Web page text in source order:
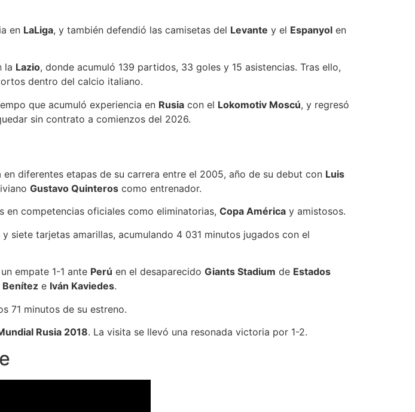
en LaLiga, y también defendió las camisetas del Levante y el Espanyol en
la Lazio, donde acumuló 139 partidos, 33 goles y 15 asistencias. Tras ello,
dentro del calcio italiano.
que acumuló experiencia en Rusia con el Lokomotiv Moscú, y regresó
sin contrato a comienzos del 2026.
diferentes etapas de su carrera entre el 2005, año de su debut con Luis
Gustavo Quinteros como entrenador.
en competencias oficiales como eliminatorias, Copa América y amistosos.
siete tarjetas amarillas, acumulando 4 031 minutos jugados con el
empate 1-1 ante Perú en el desaparecido Giants Stadium de Estados
e Iván Kaviedes.
71 minutos de su estreno.
Rusia 2018. La visita se llevó una resonada victoria por 1-2.